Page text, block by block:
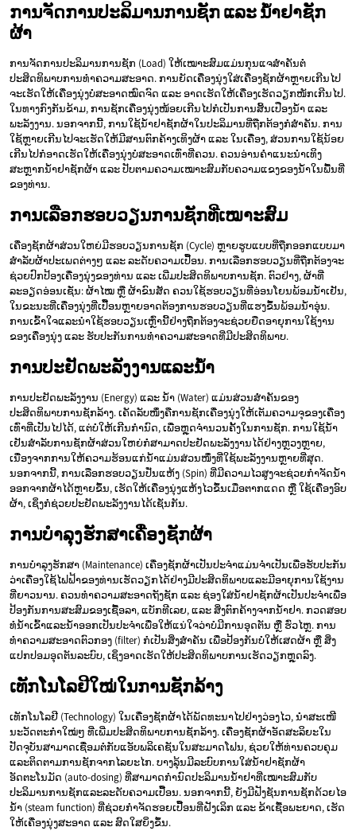
ການຈັດການປະລິມານການຊັກ ແລະ ນໍ້າຢາຊັກ
ຜ້າ
ການຈັດການປະລິມານການຊັກ (Load) ໃຫ້ເໝາະສົມແມ່ນກຸນແຈສຳຄັນຕໍ່
ປະສິດທິພາບການທໍາຄວາມສະອາດ. ການຍັດເຄື່ອງນຸ່ງໃສ່ເຄື່ອງຊັກຜ້າຫຼາຍເກີນໄປ
ຈະເຮັດໃຫ້ເຄື່ອງນຸ່ງບໍ່ສະອາດໝົດຈົດ ແລະ ອາດເຮັດໃຫ້ເຄື່ອງເຮັດວຽກໜັກເກີນໄປ.
ໃນທາງກົງກັນຂ້າມ, ການຊັກເຄື່ອງນຸ່ງໜ້ອຍເກີນໄປກໍເປັນການສິ້ນເປືອງນໍ້າ ແລະ
ພະລັງງານ. ນອກຈາກນີ້, ການໃຊ້ນໍ້າຢາຊັກຜ້າໃນປະລິມານທີ່ຖືກຕ້ອງກໍສໍາຄັນ. ການ
ໃຊ້ຫຼາຍເກີນໄປຈະເຮັດໃຫ້ມີສານຕົກຄ້າງເທິງຜ້າ ແລະ ໃນເຄື່ອງ, ສ່ວນການໃຊ້ນ້ອຍ
ເກີນໄປກໍອາດເຮັດໃຫ້ເຄື່ອງນຸ່ງບໍ່ສະອາດເທົ່າທີ່ຄວນ. ຄວນອ່ານຄໍາແນະນໍາເທິງ
ສະຫຼາກນໍ້າຢາຊັກຜ້າ ແລະ ປັບຕາມຄວາມເໝາະສົມກັບຄວາມແຂງຂອງນໍ້າໃນພື້ນທີ່
ຂອງທ່ານ.
ການເລືອກຮອບວຽນການຊັກທີ່ເໝາະສົມ
ເຄື່ອງຊັກຜ້າສ່ວນໃຫຍ່ມີຮອບວຽນການຊັກ (Cycle) ຫຼາຍຮູບແບບທີ່ຖືກອອກແບບມາ
ສໍາລັບຜ້າປະເພດຕ່າງໆ ແລະ ລະດັບຄວາມເປື້ອນ. ການເລືອກຮອບວຽນທີ່ຖືກຕ້ອງຈະ
ຊ່ວຍປົກປ້ອງເຄື່ອງນຸ່ງຂອງທ່ານ ແລະ ເພີ່ມປະສິດທິພາບການຊັກ. ຕົວຢ່າງ, ຜ້າທີ່
ລະອຽດອ່ອນເຊັ່ນ: ຜ້າໄໝ ຫຼື ຜ້າຂົນສັດ ຄວນໃຊ້ຮອບວຽນທີ່ອ່ອນໂຍນພ້ອມນໍ້າເຢັນ,
ໃນຂະນະທີ່ເຄື່ອງນຸ່ງທີ່ເປື້ອນຫຼາຍອາດຕ້ອງການຮອບວຽນທີ່ແຮງຂຶ້ນພ້ອມນໍ້າອຸ່ນ.
ການເຂົ້າໃຈແລະນໍາໃຊ້ຮອບວຽນເຫຼົ່ານີ້ຢ່າງຖືກຕ້ອງຈະຊ່ວຍຍືດອາຍຸການໃຊ້ງານ
ຂອງເຄື່ອງນຸ່ງ ແລະ ຮັບປະກັນການທໍາຄວາມສະອາດທີ່ມີປະສິດທິພາບ.
ການປະຢັດພະລັງງານແລະນໍ້າ
ການປະຢັດພະລັງງານ (Energy) ແລະ ນໍ້າ (Water) ແມ່ນສ່ວນສໍາຄັນຂອງ
ປະສິດທິພາບການຊັກລ້າງ. ເຄັດລັບໜຶ່ງຄືການຊັກເຄື່ອງນຸ່ງໃຫ້ເຕັມຄວາມຈຸຂອງເຄື່ອງ
ເທົ່າທີ່ເປັນໄປໄດ້, ແຕ່ບໍ່ໃຫ້ເກີນກໍານົດ, ເພື່ອຫຼຸດຈໍານວນຄັ້ງໃນການຊັກ. ການໃຊ້ນໍ້າ
ເຢັນສໍາລັບການຊັກຜ້າສ່ວນໃຫຍ່ກໍສາມາດປະຢັດພະລັງງານໄດ້ຢ່າງຫຼວງຫຼາຍ,
ເນື່ອງຈາກການໃຫ້ຄວາມຮ້ອນແກ່ນໍ້າແມ່ນສ່ວນໜຶ່ງທີ່ໃຊ້ພະລັງງານຫຼາຍທີ່ສຸດ.
ນອກຈາກນີ້, ການເລືອກຮອບວຽນປັ່ນແຫ້ງ (Spin) ທີ່ມີຄວາມໄວສູງຈະຊ່ວຍກໍາຈັດນໍ້າ
ອອກຈາກຜ້າໄດ້ຫຼາຍຂຶ້ນ, ເຮັດໃຫ້ເຄື່ອງນຸ່ງແຫ້ງໄວຂຶ້ນເມື່ອຕາກແດດ ຫຼື ໃຊ້ເຄື່ອງອົບ
ຜ້າ, ເຊິ່ງກໍຊ່ວຍປະຢັດພະລັງງານໄດ້ເຊັ່ນກັນ.
ການບໍາລຸງຮັກສາເຄື່ອງຊັກຜ້າ
ການບໍາລຸງຮັກສາ (Maintenance) ເຄື່ອງຊັກຜ້າເປັນປະຈໍາແມ່ນຈໍາເປັນເພື່ອຮັບປະກັນ
ວ່າເຄື່ອງໃຊ້ໄຟຟ້າຂອງທ່ານເຮັດວຽກໄດ້ຢ່າງມີປະສິດທິພາບແລະມີອາຍຸການໃຊ້ງານ
ທີ່ຍາວນານ. ຄວນທໍາຄວາມສະອາດຖັງຊັກ ແລະ ຊ່ອງໃສ່ນໍ້າຢາຊັກຜ້າເປັນປະຈໍາເພື່ອ
ປ້ອງກັນການສະສົມຂອງເຊື້ອລາ, ແບັກທີເລຍ, ແລະ ສິ່ງຕົກຄ້າງຈາກນໍ້າຢາ. ກວດສອບ
ທໍ່ນໍ້າເຂົ້າແລະນໍ້າອອກເປັນປະຈໍາເພື່ອໃຫ້ແນ່ໃຈວ່າບໍ່ມີການອຸດຕັນ ຫຼື ຮົ່ວໄຫຼ. ການ
ທໍາຄວາມສະອາດຕົວກອງ (filter) ກໍເປັນສິ່ງສໍາຄັນ ເພື່ອປ້ອງກັນບໍ່ໃຫ້ເສດຜ້າ ຫຼື ສິ່ງ
ແປກປອມອຸດຕັນລະບົບ, ເຊິ່ງອາດເຮັດໃຫ້ປະສິດທິພາບການເຮັດວຽກຫຼຸດລົງ.
ເທັກໂນໂລຢີໃໝ່ໃນການຊັກລ້າງ
ເທັກໂນໂລຢີ (Technology) ໃນເຄື່ອງຊັກຜ້າໄດ້ພັດທະນາໄປຢ່າງວ່ອງໄວ, ນໍາສະເໜີ
ນະວັດຕະກໍາໃໝ່ໆ ທີ່ເພີ່ມປະສິດທິພາບການຊັກລ້າງ. ເຄື່ອງຊັກຜ້າອັດສະລິຍະໃນ
ປັດຈຸບັນສາມາດເຊື່ອມຕໍ່ກັບແອັບພລິເຄຊັນໃນສະມາດໂຟນ, ຊ່ວຍໃຫ້ທ່ານຄວບຄຸມ
ແລະຕິດຕາມການຊັກຈາກໄລຍະໄກ. ບາງລຸ້ນມີລະບົບການໃສ່ນໍ້າຢາຊັກຜ້າ
ອັດຕະໂນມັດ (auto-dosing) ທີ່ສາມາດກໍານົດປະລິມານນໍ້າຢາທີ່ເໝາະສົມກັບ
ປະລິມານການຊັກແລະລະດັບຄວາມເປື້ອນ. ນອກຈາກນີ້, ຍັງມີຟັງຊັນການຊັກດ້ວຍໄອ
ນໍ້າ (steam function) ທີ່ຊ່ວຍກໍາຈັດຮອຍເປື້ອນທີ່ຝັງເລິກ ແລະ ຂ້າເຊື້ອພະຍາດ, ເຮັດ
ໃຫ້ເຄື່ອງນຸ່ງສະອາດ ແລະ ສົດໃສຍິ່ງຂຶ້ນ.